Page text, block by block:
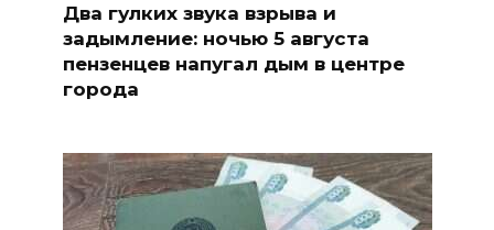
Два гулких звука взрыва и
задымление: ночью 5 августа
пензенцев напугал дым в центре
города